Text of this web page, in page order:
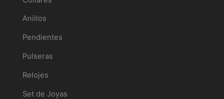
Anillos
Pendientes
Pulseras
Relojes
Set de Joyas